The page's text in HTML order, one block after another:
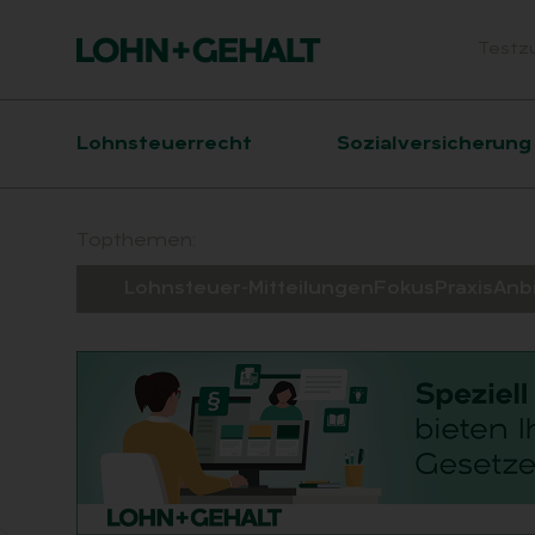
Hauptnavigation
Lohnsteuerrecht Sozialversicherung